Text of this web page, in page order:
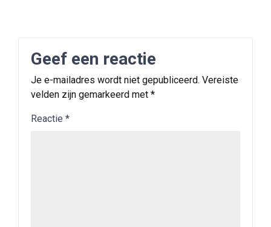
Geef een reactie
Je e-mailadres wordt niet gepubliceerd. Vereiste
velden zijn gemarkeerd met *
Reactie *